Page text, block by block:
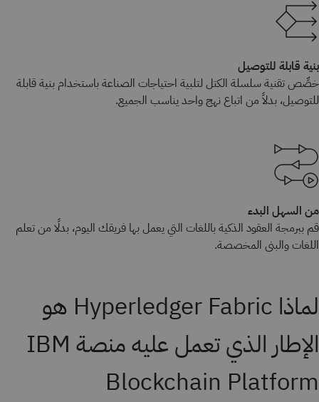
بنية قابلة للتوصيل
خصِّص تقنية سلسلة الكتل لتلبية احتياجات الصناعة باستخدام بنية قابلة
للتوصيل، بدلاً من اتباع نهج واحد يناسب الجميع.
من السهل البدء
قم ببرمجة العقود الذكية باللغات التي يعمل بها فريقك اليوم، بدلًا من تعلم
اللغات والبنى المخصصة.
لماذا Hyperledger Fabric هو
الإطار الذي تعمل عليه منصة IBM
Blockchain Platform